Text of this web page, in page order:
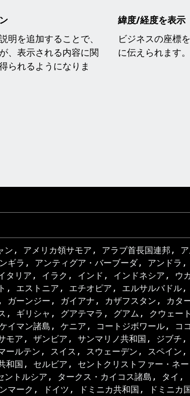
明を追加することで、
、表示される内容に関
られるようになりま
緯度/経度を表示
ビジネスの座標
に伝えられます。
ン, アメリカ領サモア, アラブ首長国連邦,
ラ, アンティグア・バーブーダ, アンドラ,
タリア, イラク, インド, インドネシア, ウ
, エストニア, エチオピア, エルサルバドル,
ガーンジー, ガイアナ, カザフスタン, カタ
, ギリシャ, グアテマラ, グアム, クウェー
マン諸島, ケニア, コートジボワール, コ
モア, ザンビア, サンマリノ共和国, ジブチ,
ールテン, スイス, スウェーデン, スペイン,
国, セルビア, セントクリストファー・ネ
ントルシア, タークス・カイコス諸島, タイ,
ーク, ドイツ, ドミニカ共和国, ドミニカ